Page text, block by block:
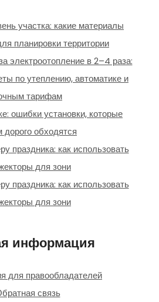
участка: какие материалы
планировки территории
электроотопление в 2–4 раза:
по утеплению, автоматике и
тарифам
ошибки установки, которые
дорого обходятся
праздника: как использовать
для зони
праздника: как использовать
для зони
информация
для правообладателей
связь